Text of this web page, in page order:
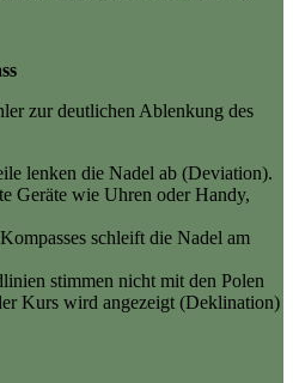
zur deutlichen Ablenkung des
lenken die Nadel ab (Deviation).
Geräte wie Uhren oder Handy,
schleift die Nadel am
stimmen nicht mit den Polen
Kurs wird angezeigt (Deklination)